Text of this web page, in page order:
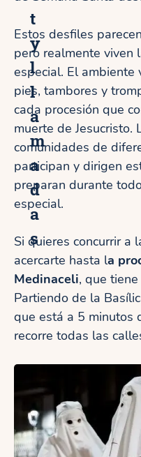
t
y
l
l
a
m
a
d
a
s
Estos desfiles
pero realmente viven
especial. El ambiente
pies, tambores y
cada procesión que
muerte de Jesucristo.
comunidades de
participan y dirigen
preparan durante
especial.
Si quieres concurrir a
acercarte hasta la
Medinaceli, que
Partiendo de la
que está a 5 minutos
recorre todas las